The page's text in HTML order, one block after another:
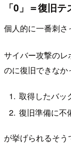
「0」＝復旧
個人的に一番刺さ
サイバー攻撃の
のに復旧できなか
取得したバッ
復旧準備に不
が挙げられるそ